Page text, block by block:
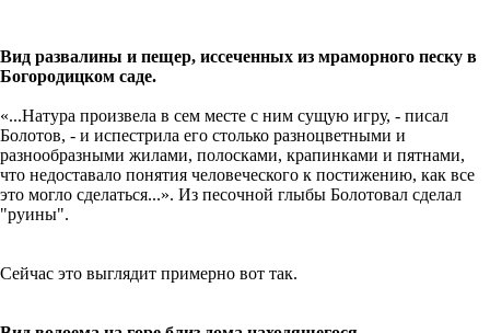
Вид развалины и пещер, иссеченных из мраморного песку в
Богородицком саде.
«...Натура произвела в сем месте с ним сущую игру, - писал
Болотов, - и испестрила его столько разноцветными и
разнообразными жилами, полосками, крапинками и пятнами,
что недоставало понятия человеческого к постижению, как все
это могло сделаться...». Из песочной глыбы Болотовал сделал
"руины".
Сейчас это выглядит примерно вот так.